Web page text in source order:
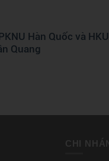
Hàn Quốc và
Quang
CHI